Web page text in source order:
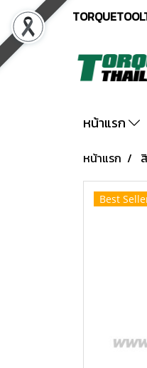
หน้าแรก
หน้าแรก
Best